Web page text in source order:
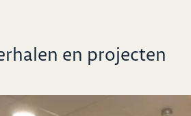
en projecten